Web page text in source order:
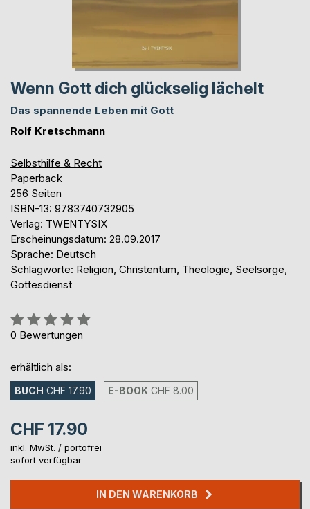
Wenn Gott dich glückselig lächelt
Das spannende Leben mit Gott
Rolf Kretschmann
Selbsthilfe & Recht
Paperback
256 Seiten
ISBN-13: 9783740732905
Verlag: TWENTYSIX
Erscheinungsdatum: 28.09.2017
Sprache: Deutsch
Schlagworte: Religion, Christentum, Theologie, Seelsorge,
Gottesdienst
Bewertung::
0%
0 Bewertungen
erhältlich als:
BUCH CHF 17.90 E-BOOK CHF 8.00
CHF 17.90
inkl. MwSt. / portofrei
sofort verfügbar
IN DEN WARENKORB